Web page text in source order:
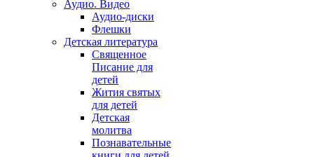
Аудио. Видео
Аудио-диски
Флешки
Детская литература
Священное
Писание для
детей
Жития святых
для детей
Детская
молитва
Познавательные